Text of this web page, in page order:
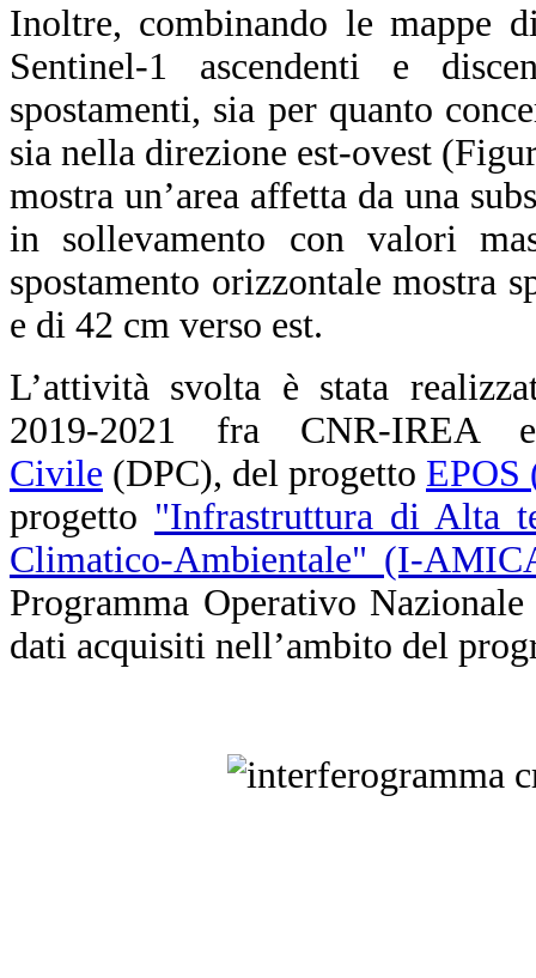
Inoltre, combinando le mappe
Sentinel-1 ascendenti e
spostamenti, sia per quanto
sia nella direzione est-ovest
mostra un’area affetta da una
in sollevamento con valori
spostamento orizzontale mostra
e di 42 cm verso est.
L’attività svolta è stata
2019-2021 fra CNR-
Civile (DPC), del progetto EPOS
progetto "Infrastruttura di Alta
Climatico-Ambientale" (I-
Programma Operativo
dati acquisiti nell’ambito del